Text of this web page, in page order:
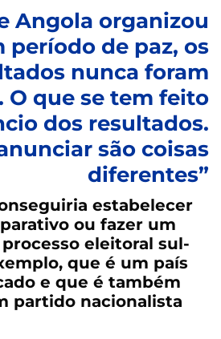
Angola organizou
período de paz, os
nunca foram
O que se tem feito
dos resultados.
são coisas
diferentes”
estabelecer
ou fazer um
eleitoral sul-
que é um país
e que é também
partido nacionalista